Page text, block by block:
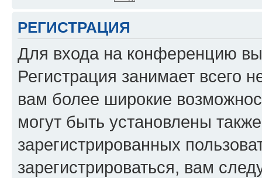
РЕГИСТРАЦИЯ
Для входа на конференцию
Регистрация занимает всего
вам более широкие
могут быть установлены
зарегистрированных
зарегистрироваться, вам